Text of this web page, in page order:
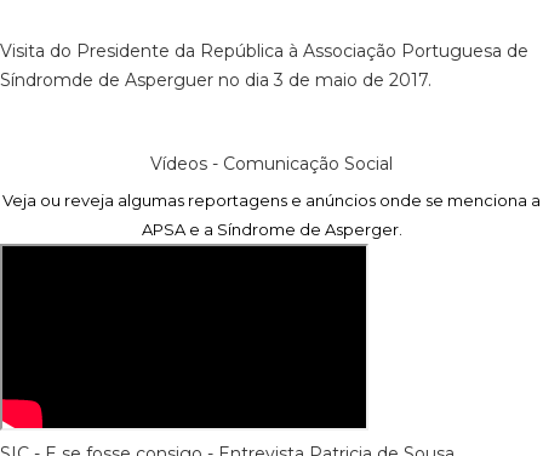
Visita do Presidente da República à Associação Portuguesa de
Síndromde de Asperguer no dia 3 de maio de 2017.
Vídeos - Comunicação Social
Veja ou reveja algumas reportagens e anúncios onde se menciona a
APSA e a Síndrome de Asperger.